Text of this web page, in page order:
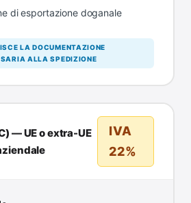
di esportazione doganale
LA DOCUMENTAZIONE
ALLA SPEDIZIONE
— UE o extra-UE
IVA
22%